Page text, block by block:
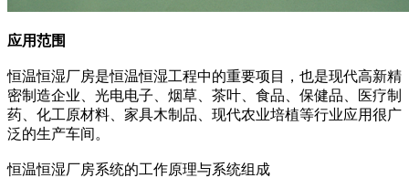
应用范围
恒温恒湿厂房是恒温恒湿工程中的重要项目，也是现代高新精
密制造企业、光电电子、烟草、茶叶、食品、保健品、医疗制
药、化工原材料、家具木制品、现代农业培植等行业应用很广
泛的生产车间。
恒温恒湿厂房系统的工作原理与系统组成